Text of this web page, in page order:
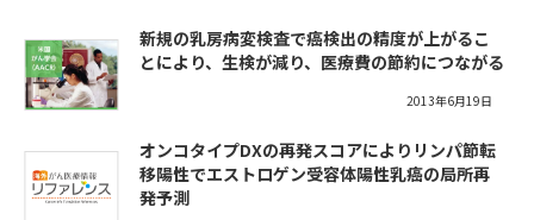
新規の乳房病変検査で癌検出の精度が上がるこ
とにより、生検が減り、医療費の節約につながる
2013年6月19日
オンコタイプDXの再発スコアによりリンパ節転
移陽性でエストロゲン受容体陽性乳癌の局所再
発予測